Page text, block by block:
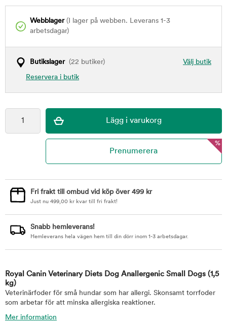
Webblager(I lager på webben. Leverans 1-3
arbetsdagar)
Välj butik
Butikslager(22 butiker)
Reservera i butik
%
Fri frakt till ombud vid köp över 499 kr
Just nu 499,00 kr kvar till fri frakt!
Snabb hemleverans!
Hemleverans hela vägen hem till din dörr inom 1-3 arbetsdagar.
Royal Canin Veterinary Diets Dog Anallergenic Small Dogs (1,5
kg)
Veterinärfoder för små hundar som har allergi. Skonsamt torrfoder
som arbetar för att minska allergiska reaktioner.
Mer information